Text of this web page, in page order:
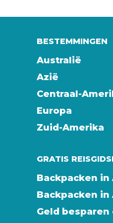
BESTEMMINGEN
Australië
Azië
Centraal-
Europa
Zuid-Amerika
GRATIS
Backpacken in
Backpacken in
Geld besparen